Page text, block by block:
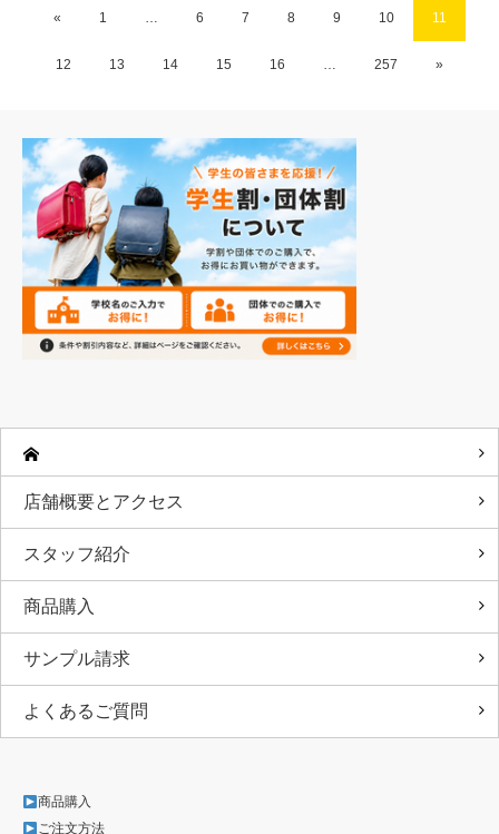
« 1 6 7 8 9 10 11
12 13 14 15 16 257 »
店舗概要とアクセス
スタッフ紹介
商品購入
サンプル請求
よくあるご質問
商品購入
ご注文方法